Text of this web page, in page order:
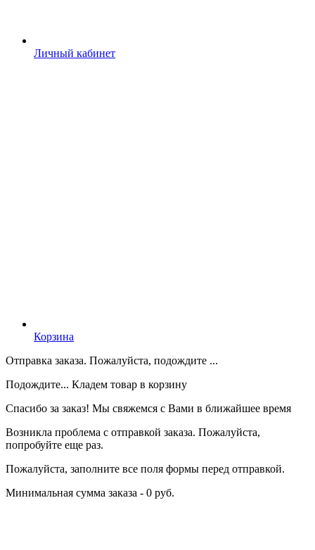
Личный кабинет
Корзина
Отправка заказа. Пожалуйста, подождите ...
Подождите... Кладем товар в корзину
Спасибо за заказ! Мы свяжемся с Вами в ближайшее время
Возникла проблема с отправкой заказа. Пожалуйста,
попробуйте еще раз.
Пожалуйста, заполните все поля формы перед отправкой.
Минимальная сумма заказа - 0 руб.